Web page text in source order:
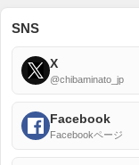
SNS
X
@chibaminato_jp
Facebook
Facebookページ